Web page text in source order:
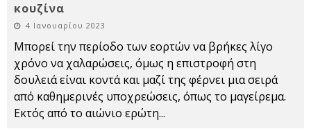
κουζίνα
4 Ιανουαρίου 2023
Μπορεί την περίοδο των εορτών να βρήκες λίγο
χρόνο να χαλαρώσεις, όμως η επιστροφή στη
δουλειά είναι κοντά και μαζί της φέρνει μια σειρά
από καθημερινές υποχρεώσεις, όπως το μαγείρεμα.
Εκτός από το αιώνιο ερώτη...